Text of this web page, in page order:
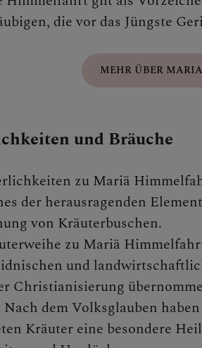
die vor das Jüngste
MEHR ÜBER MARIA
und Bräuche
zu Mariä
der herausragenden
von Kräuterbuschen.
zu Mariä
und
Christianisierung
dem Volksglauben
Kräuter eine besondere